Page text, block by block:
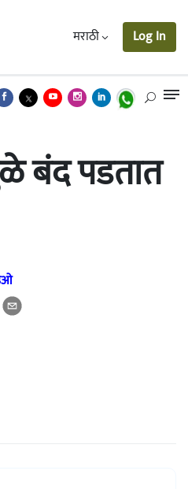
मराठी Log In
बंद पडतात